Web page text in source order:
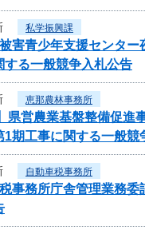
私学振興課
害青少年支援センター
する一般競争入札公告
恵那農林事務所
県営農業基盤整備促
期工事に関する一般競
自動車税事務所
事務所庁舎管理業務委